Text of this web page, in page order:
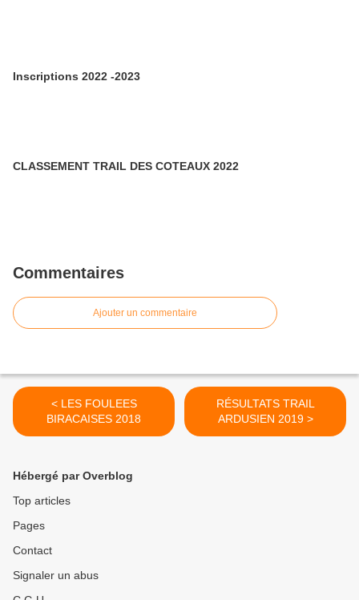
Inscriptions 2022 -2023
CLASSEMENT TRAIL DES COTEAUX 2022
Commentaires
Ajouter un commentaire
< LES FOULEES
BIRACAISES 2018
RÉSULTATS TRAIL
ARDUSIEN 2019 >
Hébergé par Overblog
Top articles
Pages
Contact
Signaler un abus